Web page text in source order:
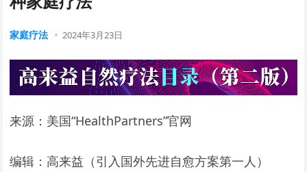
家庭疗法 2024年3月23日
来源：美国“HealthPartners”官网
编辑：高来益（引入国外先进自愈方案第一人）